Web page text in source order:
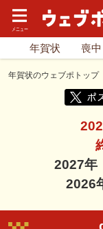
年賀状 喪中
年賀状のウェブポトップ
2027年
2026